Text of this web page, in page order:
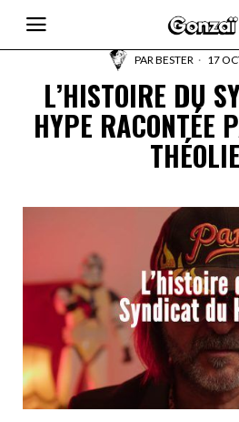
PARBESTER 17
L’HISTOIRE DU
HYPE RACONTÉE